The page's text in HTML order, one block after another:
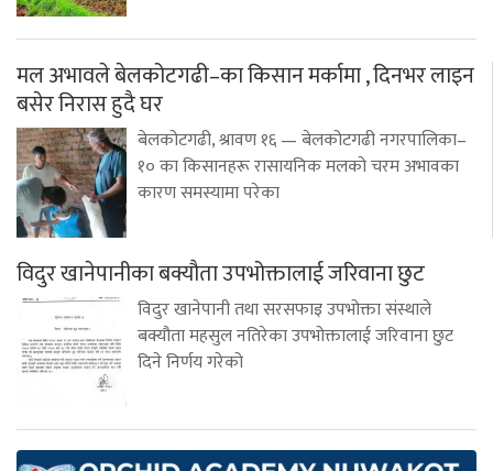
मल अभावले बेलकोटगढी–का किसान मर्कामा , दिनभर लाइन
बसेर निरास हुदै घर
बेलकोटगढी, श्रावण १६ — बेलकोटगढी नगरपालिका–
१० का किसानहरू रासायनिक मलको चरम अभावका
कारण समस्यामा परेका
विदुर खानेपानीका बक्यौता उपभोक्तालाई जरिवाना छुट
विदुर खानेपानी तथा सरसफाइ उपभोक्ता संस्थाले
बक्यौता महसुल नतिरेका उपभोक्तालाई जरिवाना छुट
दिने निर्णय गरेको